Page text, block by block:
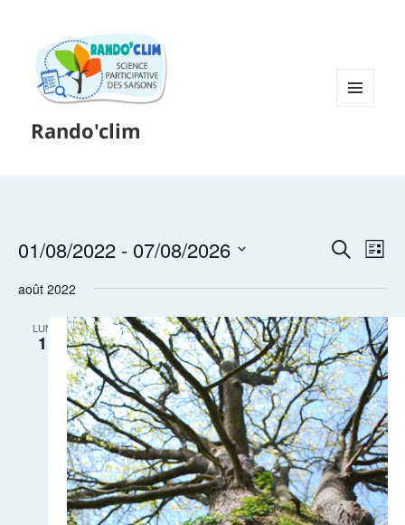
Rando'clim
Recherche
navigation
vues
vues
LISTE
01/08/2022 - 07/08/2026
une
août 2022
LUN
1